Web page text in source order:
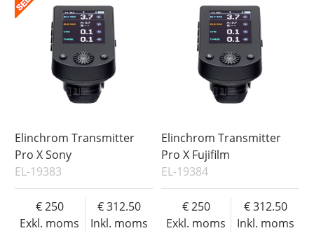
Elinchrom Transmitter
Pro X Sony
EL-19383
Exkl. moms
250
Inkl. moms
312.50
Elinchrom Transmitter
Pro X Fujifilm
EL-19384
Exkl. moms
250
Inkl. moms
312.50